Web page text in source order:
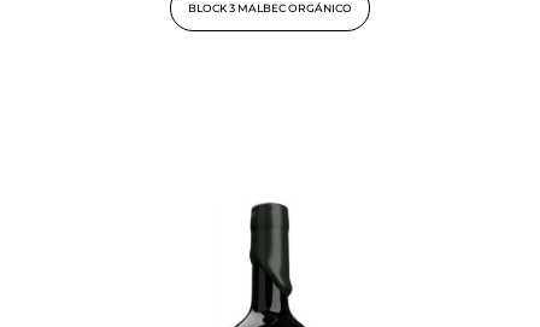
BLOCK 3 MALBEC ORGÁNICO